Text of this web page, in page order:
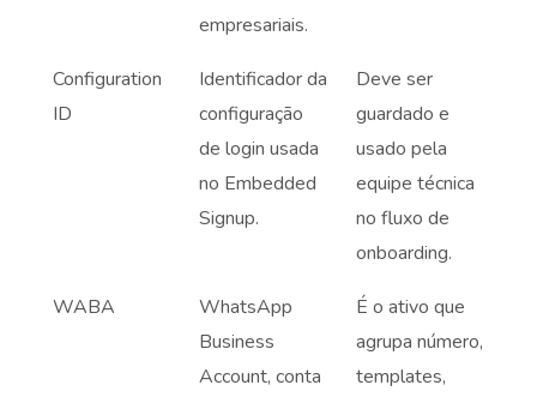
empresariais.
Configuration
ID
Identificador da
configuração
de login usada
no Embedded
Signup.
Deve ser
guardado e
usado pela
equipe técnica
no fluxo de
onboarding.
WABA
WhatsApp
Business
Account, conta
É o ativo que
agrupa número,
templates,